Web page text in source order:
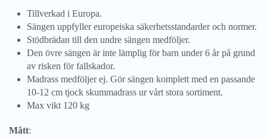
Tillverkad i Europa.
Sängen uppfyller europeiska säkerhetsstandarder och normer.
Stödbrädan till den undre sängen medföljer.
Den övre sängen är inte lämplig för barn under 6 år på grund
av risken för fallskador.
Madrass medföljer ej. Gör sängen komplett med en passande
10-12 cm tjock skummadrass ur vårt stora sortiment.
Max vikt 120 kg
Mått: